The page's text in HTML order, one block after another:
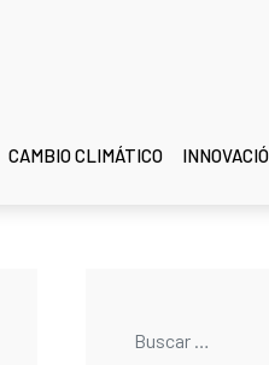
CAMBIO CLIMÁTICO